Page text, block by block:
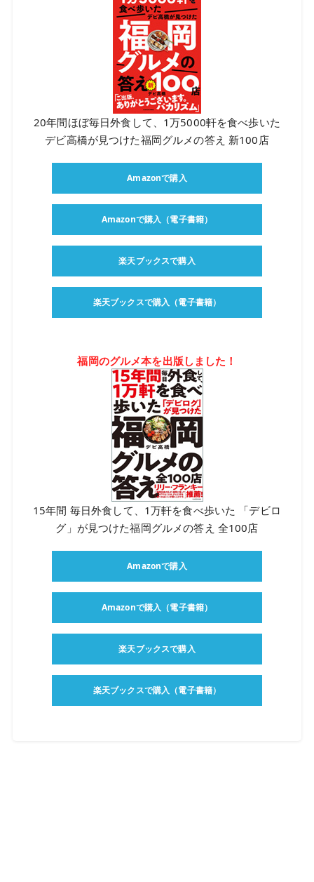
20年間ほぼ毎日外食して、1万5000軒を食べ歩いた
デビ高橋が見つけた福岡グルメの答え 新100店
Amazonで購入
Amazonで購入（電子書籍）
楽天ブックスで購入
楽天ブックスで購入（電子書籍）
福岡のグルメ本を出版しました！
15年間 毎日外食して、1万軒を食べ歩いた 「デビロ
グ」が見つけた福岡グルメの答え 全100店
Amazonで購入
Amazonで購入（電子書籍）
楽天ブックスで購入
楽天ブックスで購入（電子書籍）